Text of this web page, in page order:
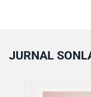
JURNAL